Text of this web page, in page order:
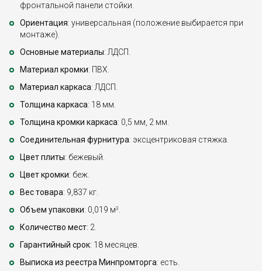
фронтальной панели стойки.
Ориентация: универсальная (положение выбирается при
монтаже).
Основные материалы: ЛДСП.
Материал кромки: ПВХ.
Материал каркаса: ЛДСП.
Толщина каркаса: 18 мм.
Толщина кромки каркаса: 0,5 мм, 2 мм.
Соединительная фурнитура: эксцентриковая стяжка.
Цвет плиты: бежевый.
Цвет кромки: беж.
Вес товара: 9,837 кг.
Объем упаковки: 0,019 м3 .
Количество мест: 2.
Гарантийный срок: 18 месяцев.
Выписка из реестра Минпромторга: есть.